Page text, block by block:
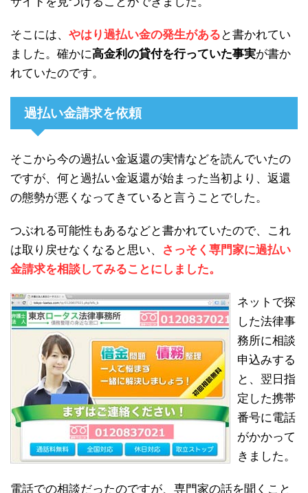
そこには、 やはり過払い金の発生がある と書かれてい
ました。確かに高金利の貸付を行っていた事実が書か
れていたのです。
過払い金請求を依頼
そこから今の過払い金返還の実情などを読んでいたの
ですが、何と過払い金返還が始まった当初より、返還
の態勢が悪くなってきていると言うことでした。
つぶれる可能性もあるなどと書かれていたので、これ
は取り戻せなくなると思い、
さっそく専門家に過払い
金請求を相談してみることにしました。
ネットで探
した法律事
務所に相談
申込みする
と、翌日指
定した携帯
番号に電話
がかかって
きました。
電話での相談だったのですが、専門家の話を聞くこと